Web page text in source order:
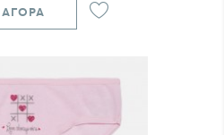
ΑΓΟΡΆ